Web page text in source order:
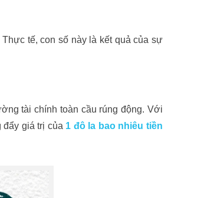
tế, con số này là kết quả của sự
tài chính toàn cầu rúng động. Với
đẩy giá trị của 1 đô la bao nhiêu tiền